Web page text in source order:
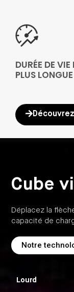
DURÉE DE VIE
PLUS LONGUE
Cube
Déplacez la
capacité de
Notre
Lourd